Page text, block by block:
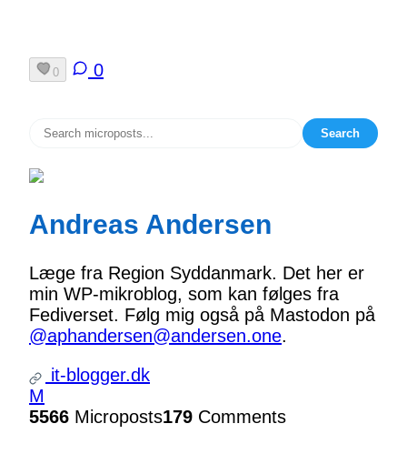
0 0
Search
Andreas Andersen
Læge fra Region Syddanmark. Det her er
min WP-mikroblog, som kan følges fra
Fediverset. Følg mig også på Mastodon på
@aphandersen@andersen.one.
it-blogger.dk
M
5566 Microposts179 Comments